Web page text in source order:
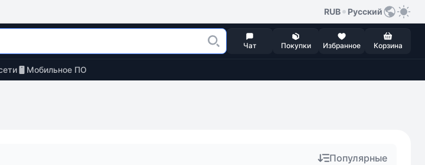
RUB Русский
Чат Покупки Избранное Корзина
Мобильное ПО
Популярные